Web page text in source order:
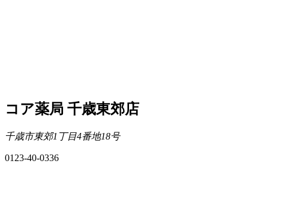
コア薬局 千歳東郊店
千歳市東郊1丁目4番地18号
0123-40-0336